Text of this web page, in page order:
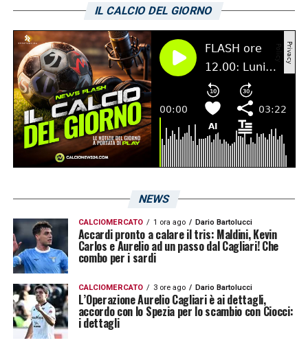
giallorossi il fantasistaMarco Mancosu
Ranieri stesso ha sentenziato la sua
indisponibilità in conferenza stampa. In
attacco mancherà, come al solito,
Gianluca
Lapadulae ci sono pochissime chance per
Gaston Pereiro(mai convocato in una gara
ufficiale in questa stagione). Potrebbe
arrivare la prima convocazione stagionale
invece perJakub Janktodopo il cauto
ottimismo degli ultimi giorni. Il ceco verrà
regolarmente convocato. Sempre out invece
Marko RogedElio Capradossi.
LA PLAYLIST DELLE NOSTRE TOP NEWS
IL CALCIO DEL GIORNO
NEWS
CALCIOMERCATO 1 ora ago Dario Bartolucci
Accardi pronto a calare il tris: Maldini, Kevin
Carlos e Aurelio ad un passo dal Cagliari! Che
combo per i sardi
CALCIOMERCATO 3 ore ago Dario Bartolucci
L’Operazione Aurelio Cagliari è ai dettagli,
accordo con lo Spezia per lo scambio con Ciocci:
i dettagli